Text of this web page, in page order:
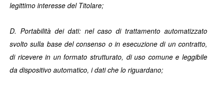
legittimo interesse del Titolare;
D. Portabilità dei dati: nel caso di trattamento automatizzato
svolto sulla base del consenso o in esecuzione di un contratto,
di ricevere in un formato strutturato, di uso comune e leggibile
da dispositivo automatico, i dati che lo riguardano;